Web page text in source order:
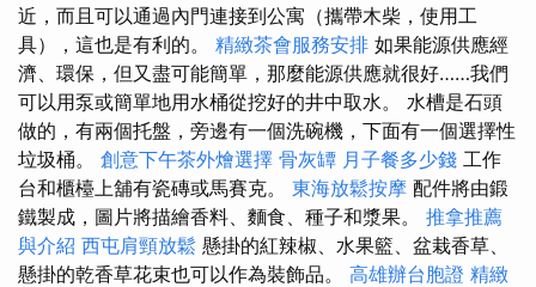
近，而且可以通過內門連接到公寓（攜帶木柴，使用工
具），這也是有利的。 精緻茶會服務安排 如果能源供應經
濟、環保，但又盡可能簡單，那麼能源供應就很好……我們
可以用泵或簡單地用水桶從挖好的井中取水。 水槽是石頭
做的，有兩個托盤，旁邊有一個洗碗機，下面有一個選擇性
垃圾桶。 創意下午茶外燴選擇 骨灰罈 月子餐多少錢 工作
台和櫃檯上舖有瓷磚或馬賽克。 東海放鬆按摩 配件將由鍛
鐵製成，圖片將描繪香料、麵食、種子和漿果。 推拿推薦
與介紹 西屯肩頸放鬆 懸掛的紅辣椒、水果籃、盆栽香草、
懸掛的乾香草花束也可以作為裝飾品。 高雄辦台胞證 精緻